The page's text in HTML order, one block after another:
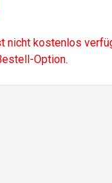
nicht kostenlos
Option.